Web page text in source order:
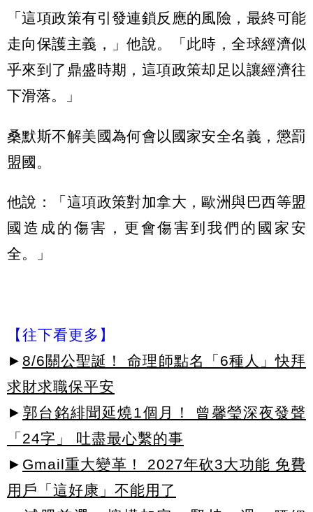
「這項政策有引發連鎖反應的風險，最終可能
走向保護主義，」他說。「此時，全球經濟似
乎來到了鼎盛時期，這項政策却足以讓經濟往
下滑落。」
桑默斯不解美國為何會以國家安全名義，懲罰
盟國。
他說：「這項政策對加拿大，歐洲與巴西等盟
國造成的傷害，更會傷害到我們的國家安
全。」
【往下看更多】
► 8/6關公聖誕！ 命理師點名「6種人」快拜
求財求職保平安
► 郭台銘緋聞延燒1個月！ 曾馨瑩深夜發聲
「24字」 吐盡最心繫的事
► Gmail重大變革！ 2027年砍3大功能 免費
用戶「這好康」不能用了